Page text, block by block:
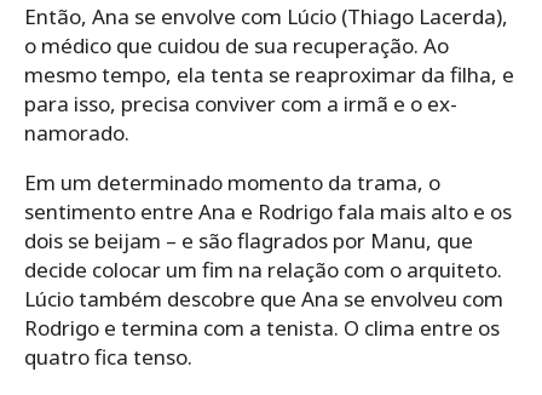
Então, Ana se envolve com Lúcio (Thiago Lacerda),
o médico que cuidou de sua recuperação. Ao
mesmo tempo, ela tenta se reaproximar da filha, e
para isso, precisa conviver com a irmã e o ex-
namorado.
Em um determinado momento da trama, o
sentimento entre Ana e Rodrigo fala mais alto e os
dois se beijam – e são flagrados por Manu, que
decide colocar um fim na relação com o arquiteto.
Lúcio também descobre que Ana se envolveu com
Rodrigo e termina com a tenista. O clima entre os
quatro fica tenso.